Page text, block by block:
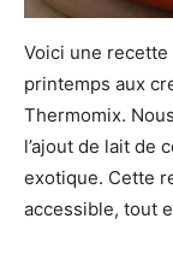
Voici une
printemps aux
Thermomix.
l’ajout de lait de
exotique. Cette
accessible, tout